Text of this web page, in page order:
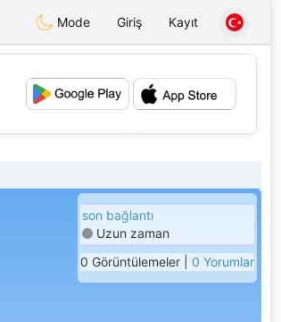
Mode Giriş Kayıt
son bağlantı
Uzun zaman
0 Görüntülemeler | 0 Yorumlar